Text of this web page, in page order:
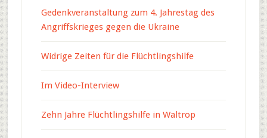
Gedenkveranstaltung zum 4. Jahrestag des
Angriffskrieges gegen die Ukraine
Widrige Zeiten für die Flüchtlingshilfe
Im Video-Interview
Zehn Jahre Flüchtlingshilfe in Waltrop